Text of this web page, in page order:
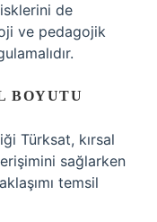
de
ve pedagojik
BOYUTU
Türksat, kırsal
sağlarken
temsil